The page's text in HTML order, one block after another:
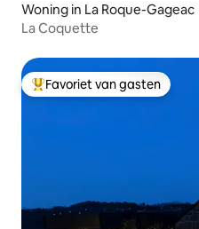
Woning in La Roque-Gageac
La Coquette
Topfavoriet van gasten
Favoriet van gasten